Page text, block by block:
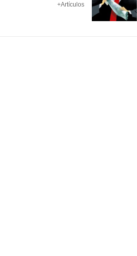
+Artículos